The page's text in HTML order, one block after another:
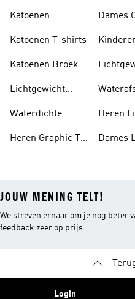
Katoenen
Katoenen T-shirts
Katoenen Broek
Lichtgewicht
Waterdichte
Heren Graphic T-
Dames
Heren
Dames
JOUW MENING TELT!
We streven ernaar om je nog beter
feedback zeer op prijs.
Login